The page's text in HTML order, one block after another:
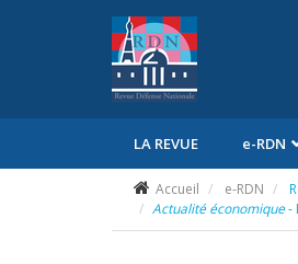
LA REVUE e-RDN
Accueil e-RDN
Actualité économique-